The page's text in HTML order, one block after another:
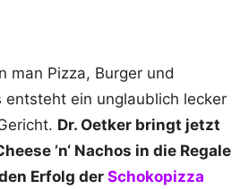
man Pizza, Burger und
entsteht ein unglaublich lecker
Dr. Oetker bringt jetzt
’n‘ Nachos in die Regale
Erfolg der Schokopizza